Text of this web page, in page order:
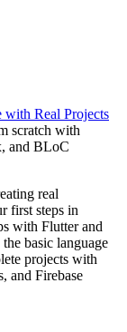
with Real Projects
scratch with
and BLoC
real
first steps in
with Flutter and
basic language
projects with
and Firebase